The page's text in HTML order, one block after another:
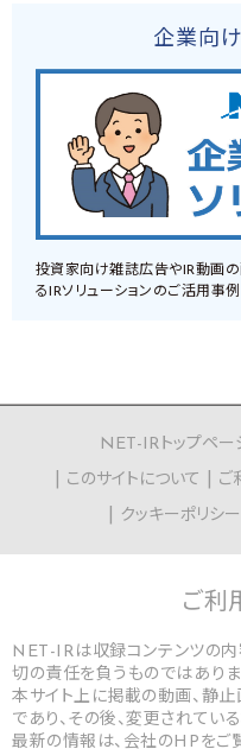
企業向け
投資家向け雑誌広告やIR動画の
るIRソリューションのご活用事例
NET-IRトップペー
このサイトについて
ご
クッキーポリシー
ご利
NET-IRは収録コンテンツの内
切の責任を負うものではありま
本サイト上に掲載の動画、静
であり、その後、変更されてい
最新の情報は、会社のHPをご